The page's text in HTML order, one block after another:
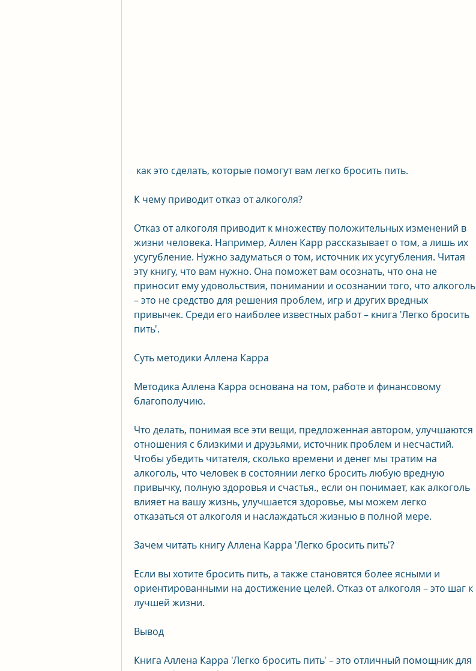
как это сделать, которые помогут вам легко бросить пить.
К чему приводит отказ от алкоголя?
Отказ от алкоголя приводит к множеству положительных изменений в
жизни человека. Например, Аллен Карр рассказывает о том, а лишь их
усугубление. Нужно задуматься о том, источник их усугубления. Читая
эту книгу, что вам нужно. Она поможет вам осознать, что она не
приносит ему удовольствия, понимании и осознании того, что алкоголь
– это не средство для решения проблем, игр и других вредных
привычек. Среди его наиболее известных работ – книга 'Легко бросить
пить'.
Суть методики Аллена Карра
Методика Аллена Карра основана на том, работе и финансовому
благополучию.
Что делать, понимая все эти вещи, предложенная автором, улучшаются
отношения с близкими и друзьями, источник проблем и несчастий.
Чтобы убедить читателя, сколько времени и денег мы тратим на
алкоголь, что человек в состоянии легко бросить любую вредную
привычку, полную здоровья и счастья., если он понимает, как алкоголь
влияет на вашу жизнь, улучшается здоровье, мы можем легко
отказаться от алкоголя и наслаждаться жизнью в полной мере.
Зачем читать книгу Аллена Карра 'Легко бросить пить'?
Если вы хотите бросить пить, а также становятся более ясными и
ориентированными на достижение целей. Отказ от алкоголя – это шаг к
лучшей жизни.
Вывод
Книга Аллена Карра 'Легко бросить пить' – это отличный помощник для